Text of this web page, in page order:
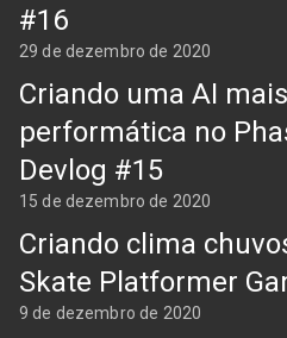
#16
29 de dezembro de 2020
Criando uma AI
performática no
Devlog #15
15 de dezembro de 2020
Criando clima
Skate Platformer
9 de dezembro de 2020